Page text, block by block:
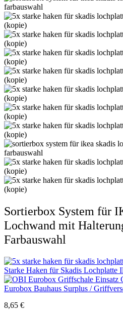
Sortierbox System für
Lochwand mit
Farbauswahl
Starke Haken für Skadis Lochplatte
Eurobox Bauhaus Surplus /
8,65 €